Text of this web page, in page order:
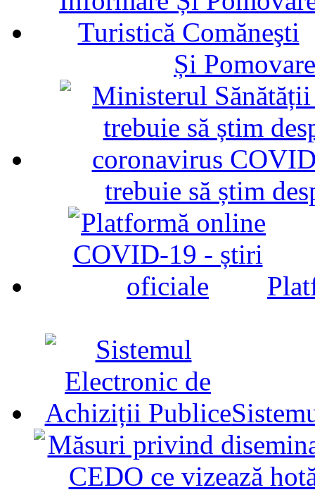
Și
trebuie să știm